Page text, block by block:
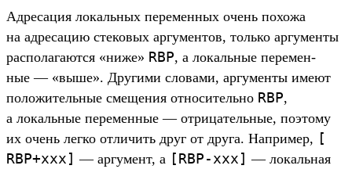
Ад­ресация локаль­ных перемен­ных очень похожа
на адре­сацию сте­ковых аргу­мен­тов, толь­ко аргу­мен­ты
рас­полага­ются «ниже» RBP, а локаль­ные перемен­
ные — «выше». Дру­гими сло­вами, аргу­мен­ты име­ют
положи­тель­ные сме­щения отно­ситель­но RBP,
а локаль­ные перемен­ные — отри­цатель­ные, поэто­му
их очень лег­ко отли­чить друг от дру­га. Нап­ример, [
RBP+xxx] — аргу­мент, а [RBP-xxx] — локаль­ная